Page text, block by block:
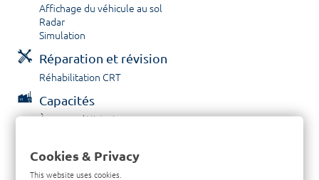
Affichage du véhicule au sol
Radar
Simulation
Réparation et révision
Réhabilitation CRT
Capacités
À propos / Historique
Contactez nous
Cookies & Privacy
This website uses cookies.